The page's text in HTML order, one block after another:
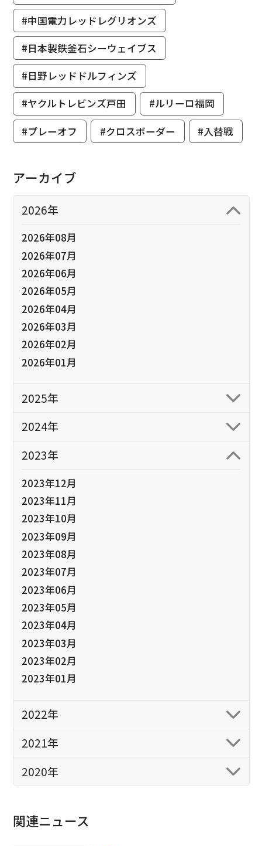
#中国電力レッドレグリオンズ
#日本製鉄釜石シーウェイブス
#日野レッドドルフィンズ
#ヤクルトレビンズ戸田
#ルリーロ福岡
#プレーオフ
#クロスボーダー #入替戦
アーカイブ
2026年
2026年08月
2026年07月
2026年06月
2026年05月
2026年04月
2026年03月
2026年02月
2026年01月
2025年
2024年
2023年
2023年12月
2023年11月
2023年10月
2023年09月
2023年08月
2023年07月
2023年06月
2023年05月
2023年04月
2023年03月
2023年02月
2023年01月
2022年
2021年
2020年
関連ニュース